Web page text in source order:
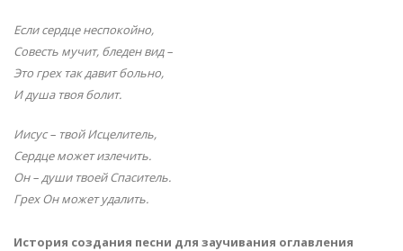
Если сердце неспокойно,
Совесть мучит, бледен вид –
Это грех так давит больно,
И душа твоя болит.
Иисус – твой Исцелитель,
Сердце может излечить.
Он – души твоей Спаситель.
Грех Он может удалить.
История создания песни для заучивания оглавления